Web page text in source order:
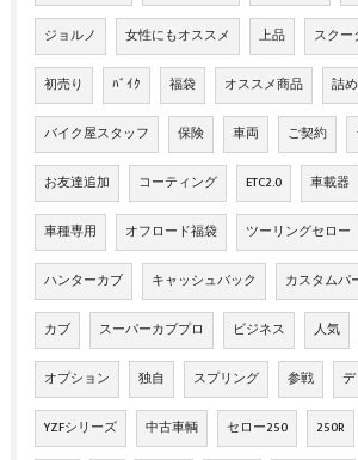
ジョルノ 女性にもオススメ 上品 スクー
初売り ﾊﾞｲｸ 福袋 オススメ商品 詰
バイク屋スタッフ 保険 車両 ご契約
お友達追加 コーティング ETC2.0 車載器
車種専用 オフロード福袋 ツーリングセロー
ハンターカブ キャッシュバック カスタムパ
カブ スーパーカブプロ ビジネス 人気
オプション 独自 スプリング 参戦
YZFシリーズ 中古車輌 セロー250 250R